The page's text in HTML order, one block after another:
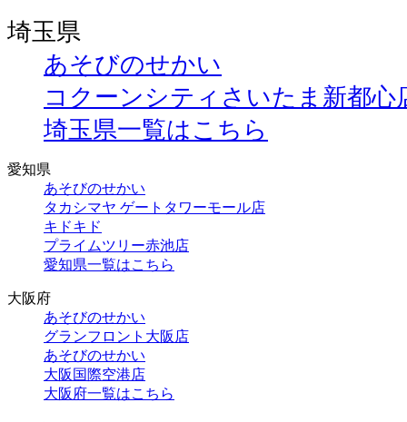
埼玉県
あそびのせかい
コクーンシティさいたま新都心
埼玉県一覧はこちら
愛知県
あそびのせかい
タカシマヤ ゲートタワーモール店
キドキド
プライムツリー赤池店
愛知県一覧はこちら
大阪府
あそびのせかい
グランフロント大阪店
あそびのせかい
大阪国際空港店
大阪府一覧はこちら